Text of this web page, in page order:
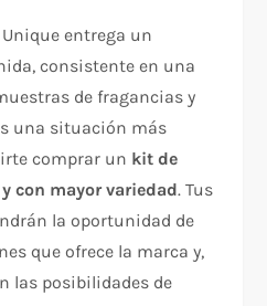
entrega un
consistente en una
de fragancias y
una situación más
comprar un kit de
con mayor variedad. Tus
la oportunidad de
que ofrece la marca y,
las posibilidades de